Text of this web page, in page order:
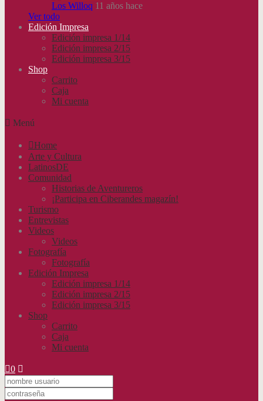
Los Willoq 11 años hace
Ver todo
Edición Impresa
Edición impresa 1/14
Edición impresa 2/15
Edición impresa 3/15
Shop
Carrito
Caja
Mi cuenta
Menú
Home
Arte y Cultura
LatinosDE
Comunidad
Historias de Aventureros
¡Participa en Ciberandes magazín!
Turismo
Entrevistas
Videos
Videos
Fotografía
Fotografía
Edición Impresa
Edición impresa 1/14
Edición impresa 2/15
Edición impresa 3/15
Shop
Carrito
Caja
Mi cuenta
0